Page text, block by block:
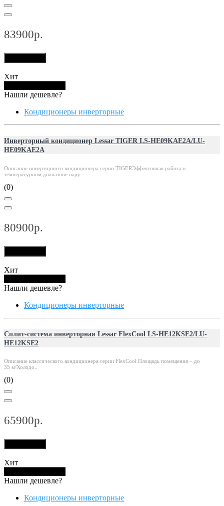
83900р.
Хит
Нашли дешевле?
Кондиционеры инверторные
Инверторный кондиционер Lessar TIGER LS-HE09KAE2A/LU-
HE09KAE2A
Описание инверторного кондиционера серии TIGERЭффективная работа в
температурном диапазоне нару..
(0)
80900р.
Хит
Нашли дешевле?
Кондиционеры инверторные
Сплит-система инверторная Lessar FlexCool LS-HE12KSE2/LU-
HE12KSE2
Описание классического кондиционера серии FlexCool Площадь помещения – до
35 м²Холодо..
(0)
65900р.
Хит
Нашли дешевле?
Кондиционеры инверторные